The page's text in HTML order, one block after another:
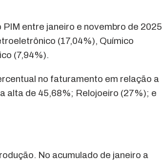
entre janeiro e novembro de 2025
(17,04%), Químico
(7,94%).
no faturamento em relação a
alta de 45,68%; Relojoeiro (27%); e
No acumulado de janeiro a